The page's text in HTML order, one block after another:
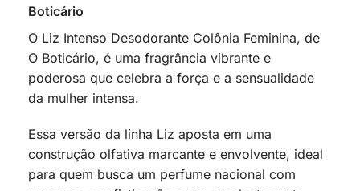
Boticário
O Liz Intenso Desodorante Colônia Feminina, de
O Boticário, é uma fragrância vibrante e
poderosa que celebra a força e a sensualidade
da mulher intensa.
Essa versão da linha Liz aposta em uma
construção olfativa marcante e envolvente, ideal
para quem busca um perfume nacional com